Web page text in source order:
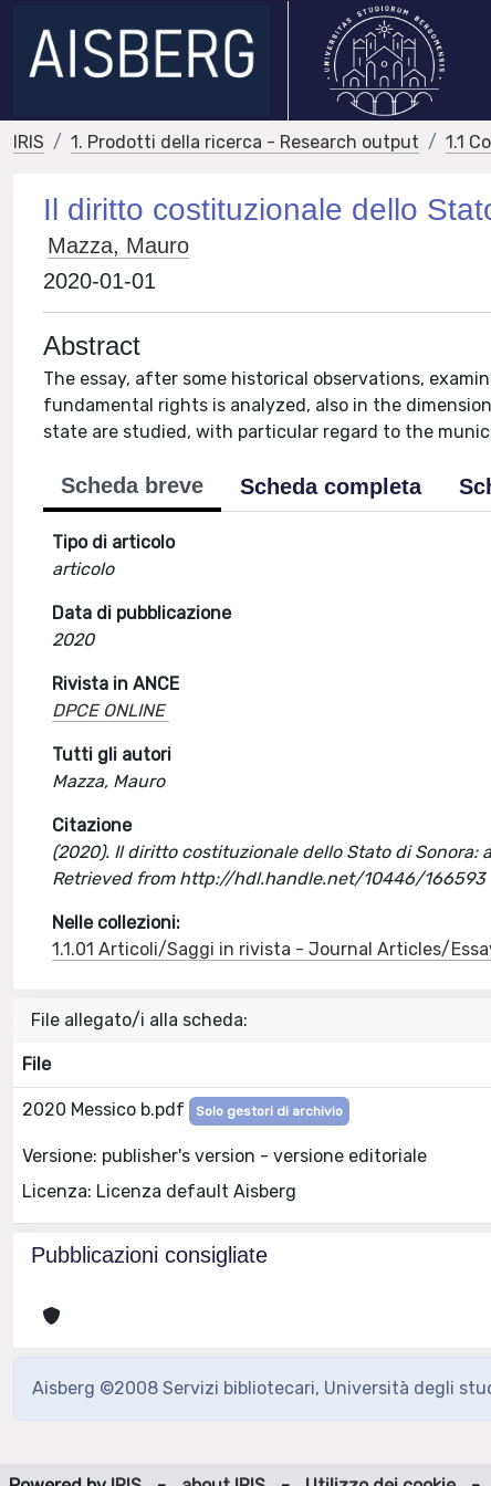
IRIS 1. Prodotti della ricerca - Research output 1.1
Il diritto costituzionale dello
Mazza, Mauro
2020-01-01
Abstract
The essay, after some historical observations,
fundamental rights is analyzed, also in the
state are studied, with particular regard to the
Scheda breve Scheda completa
Tipo di articolo
articolo
Data di pubblicazione
2020
Rivista in ANCE
DPCE ONLINE
Tutti gli autori
Mazza, Mauro
Citazione
(2020). Il diritto costituzionale dello Stato di Sonora:
Retrieved from http://hdl.handle.net/10446/166593
Nelle collezioni:
1.1.01 Articoli/Saggi in rivista - Journal Articles/
File allegato/i alla scheda:
File
2020 Messico b.pdf Solo gestori di archivio
Versione: publisher's version - versione editoriale
Licenza: Licenza default Aisberg
Pubblicazioni consigliate
Aisberg ©2008 Servizi bibliotecari, Università degli